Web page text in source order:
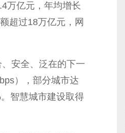
万亿元，年均增长
超过18万亿元，网
安全、泛在的下一
），部分城市达
智慧城市建设取得